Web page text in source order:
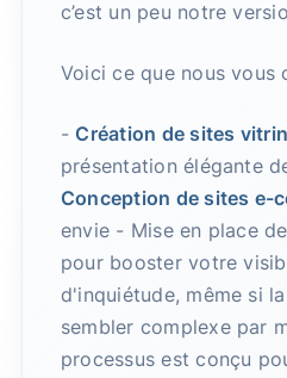
c’est un peu notre
Voici ce que nous vous
- Création de sites
présentation élégante
Conception de sites e-
envie - Mise en place
pour booster votre
d'inquiétude, même si
sembler complexe par
processus est conçu